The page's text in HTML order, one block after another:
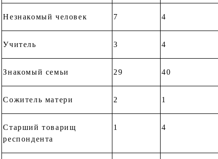
Незнакомый человек 7 4
Учитель 3 4
Знакомый семьи 29 40
Сожитель матери 2 1
Старший товарищ
респондента
1 4